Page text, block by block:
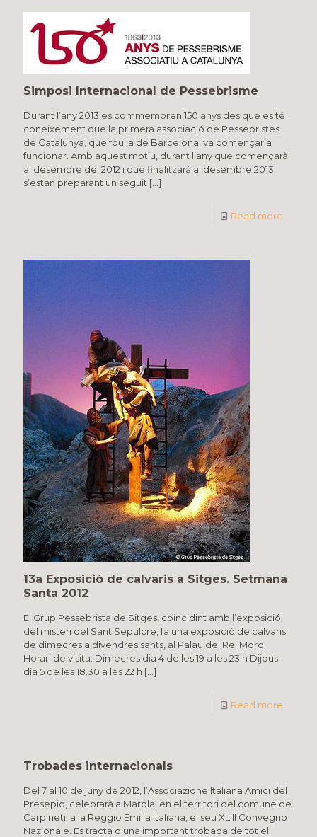
Simposi Internacional de Pessebrisme
Durant l’any 2013 es commemoren 150 anys des que es té
coneixement que la primera associació de Pessebristes
de Catalunya, que fou la de Barcelona, va començar a
funcionar. Amb aquest motiu, durant l’any que començarà
al desembre del 2012 i que finalitzarà al desembre 2013
s’estan preparant un seguit […]
Read more
13a Exposició de calvaris a Sitges. Setmana
Santa 2012
El Grup Pessebrista de Sitges, coincidint amb l’exposició
del misteri del Sant Sepulcre, fa una exposició de calvaris
de dimecres a divendres sants, al Palau del Rei Moro.
Horari de visita: Dimecres dia 4 de les 19 a les 23 h Dijous
dia 5 de les 18.30 a les 22 h […]
Read more
Trobades internacionals
Del 7 al 10 de juny de 2012, l’Associazione Italiana Amici del
Presepio, celebrarà a Marola, en el territori del comune de
Carpineti, a la Reggio Emilia italiana, el seu XLIII Convegno
Nazionale. Es tracta d’una important trobada de tot el